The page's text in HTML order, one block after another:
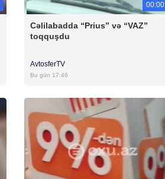
Cəlilabadda “Prius” və “VAZ”
toqquşdu
AvtosferTV
Bu gün 17:46